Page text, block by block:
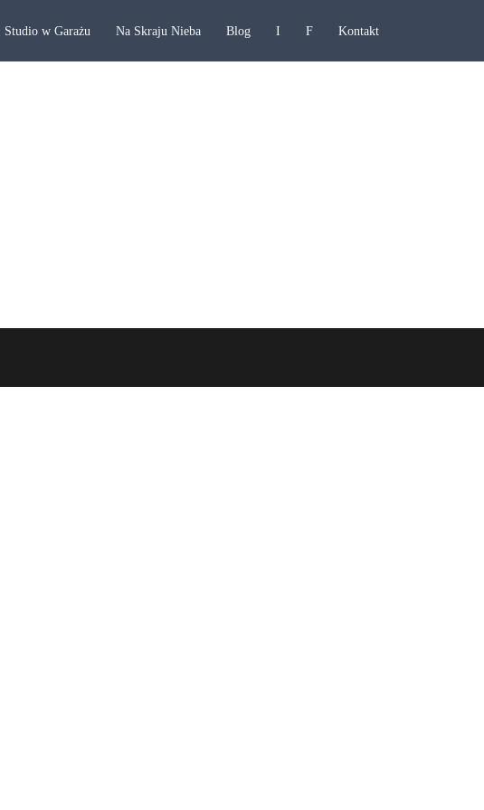
Studio w Garażu Na Skraju Nieba Blog I F Kontakt